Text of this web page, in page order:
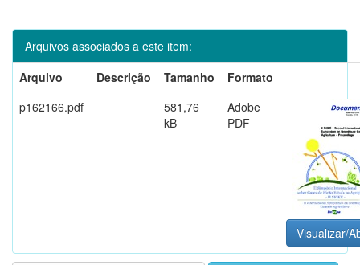
Arquivos associados a este item:
Arquivo
Descrição Tamanho
Formato
p162166.pdf
581,76
kB
Adobe
PDF
Visualizar/